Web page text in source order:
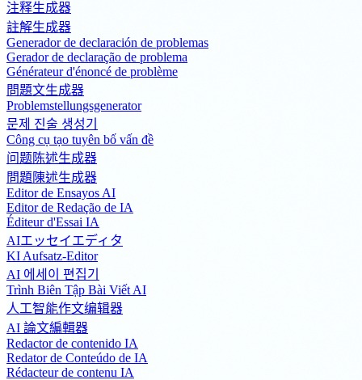
注释生成器
註解生成器
Generador de declaración de problemas
Gerador de declaração de problema
Générateur d'énoncé de problème
問題文生成器
Problemstellungsgenerator
문제 진술 생성기
Công cụ tạo tuyên bố vấn đề
问题陈述生成器
問題陳述生成器
Editor de Ensayos AI
Editor de Redação de IA
Éditeur d'Essai IA
AIエッセイエディタ
KI Aufsatz-Editor
AI 에세이 편집기
Trình Biên Tập Bài Viết AI
人工智能作文编辑器
AI 論文編輯器
Redactor de contenido IA
Redator de Conteúdo de IA
Rédacteur de contenu IA